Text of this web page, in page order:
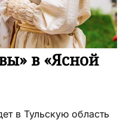
в «Ясной
в Тульскую область